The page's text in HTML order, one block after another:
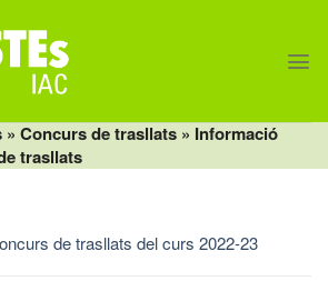
» Concurs de trasllats » Informació
trasllats
de trasllats del curs 2022-23